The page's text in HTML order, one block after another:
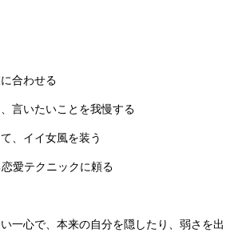
合わせる
言いたいことを我慢する
、イイ女風を装う
愛テクニックに頼る
一心で、本来の自分を隠したり、弱さを出